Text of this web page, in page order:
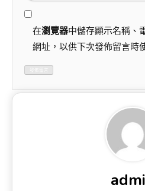
在瀏覽器中儲存顯示名稱、
網址，以供下次發佈留言時